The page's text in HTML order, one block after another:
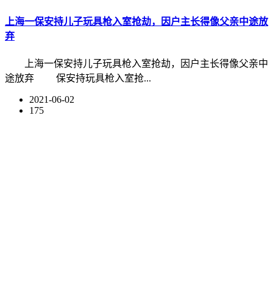
上海一保安持儿子玩具枪入室抢劫，因户主长得像父亲中途放
弃
上海一保安持儿子玩具枪入室抢劫，因户主长得像父亲中
途放弃 保安持玩具枪入室抢...
2021-06-02
175